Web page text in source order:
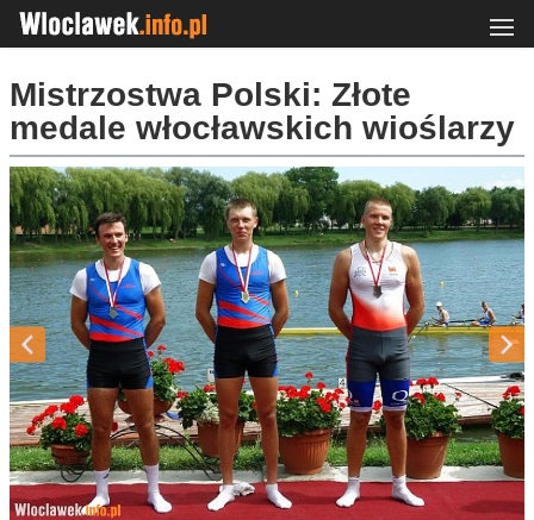
Mistrzostwa Polski: Złote
medale włocławskich wioślarzy